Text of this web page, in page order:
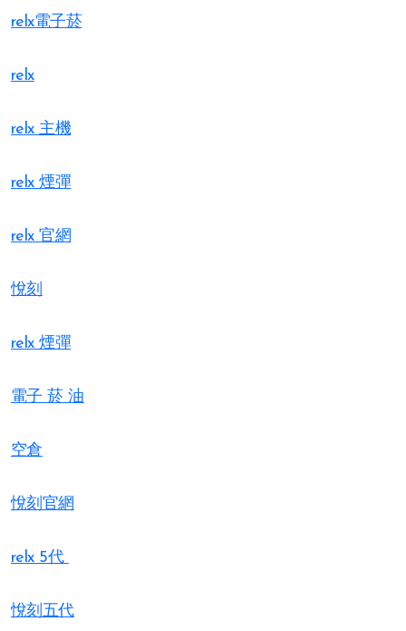
relx電子菸
relx
relx 主機
relx 煙彈
relx 官網
悅刻
relx 煙彈
電子 菸 油
空倉
悅刻官網
relx 5代
悅刻五代